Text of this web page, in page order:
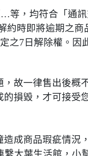
等，均符合「通
約時即將逾期之商
之7日解除權。因
，故一律售出後概
損毀，才可接受
造成商品瑕疵情況
繫大葉生活館，小